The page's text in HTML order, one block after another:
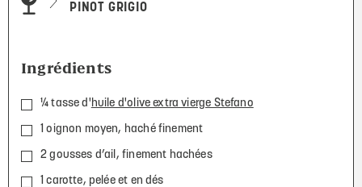
PINOT GRIGIO
Ingrédients
¼ tasse d' huile d'olive extra vierge Stefano
1 oignon moyen, haché finement
2 gousses d’ail, finement hachées
1 carotte, pelée et en dés